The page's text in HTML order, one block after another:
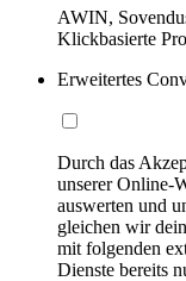
AWIN,
Klickbasierte
Erweitertes
Durch das
unserer Online-
auswerten und
gleichen wir
mit folgenden
Dienste bereits